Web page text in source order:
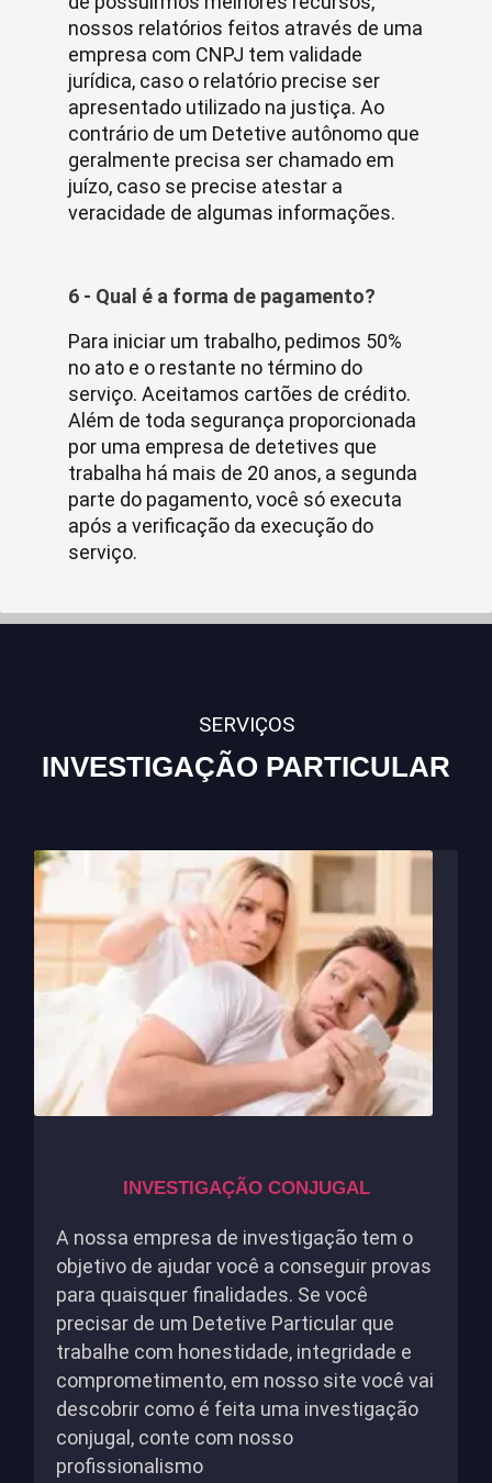
nossos relatórios feitos através de uma
empresa com CNPJ tem validade
jurídica, caso o relatório precise ser
apresentado utilizado na justiça. Ao
contrário de um Detetive autônomo que
geralmente precisa ser chamado em
juízo, caso se precise atestar a
veracidade de algumas informações.
6 - Qual é a forma de pagamento?
Para iniciar um trabalho, pedimos 50%
no ato e o restante no término do
serviço. Aceitamos cartões de crédito.
Além de toda segurança proporcionada
por uma empresa de detetives que
trabalha há mais de 20 anos, a segunda
parte do pagamento, você só executa
após a verificação da execução do
serviço.
SERVIÇOS
INVESTIGAÇÃO PARTICULAR
INVESTIGAÇÃO CONJUGAL
A nossa empresa de investigação tem o
objetivo de ajudar você a conseguir provas
para quaisquer finalidades. Se você
precisar de um Detetive Particular que
trabalhe com honestidade, integridade e
comprometimento, em nosso site você vai
descobrir como é feita uma investigação
conjugal, conte com nosso
profissionalismo